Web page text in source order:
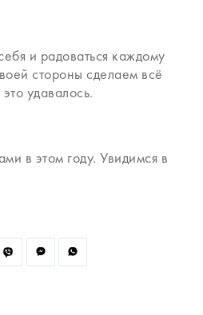
и радоваться каждому
стороны сделаем всё
удавалось.
в этом году. Увидимся в